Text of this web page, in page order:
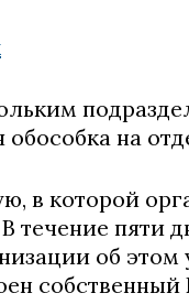
на
в которой
В течение пяти
об